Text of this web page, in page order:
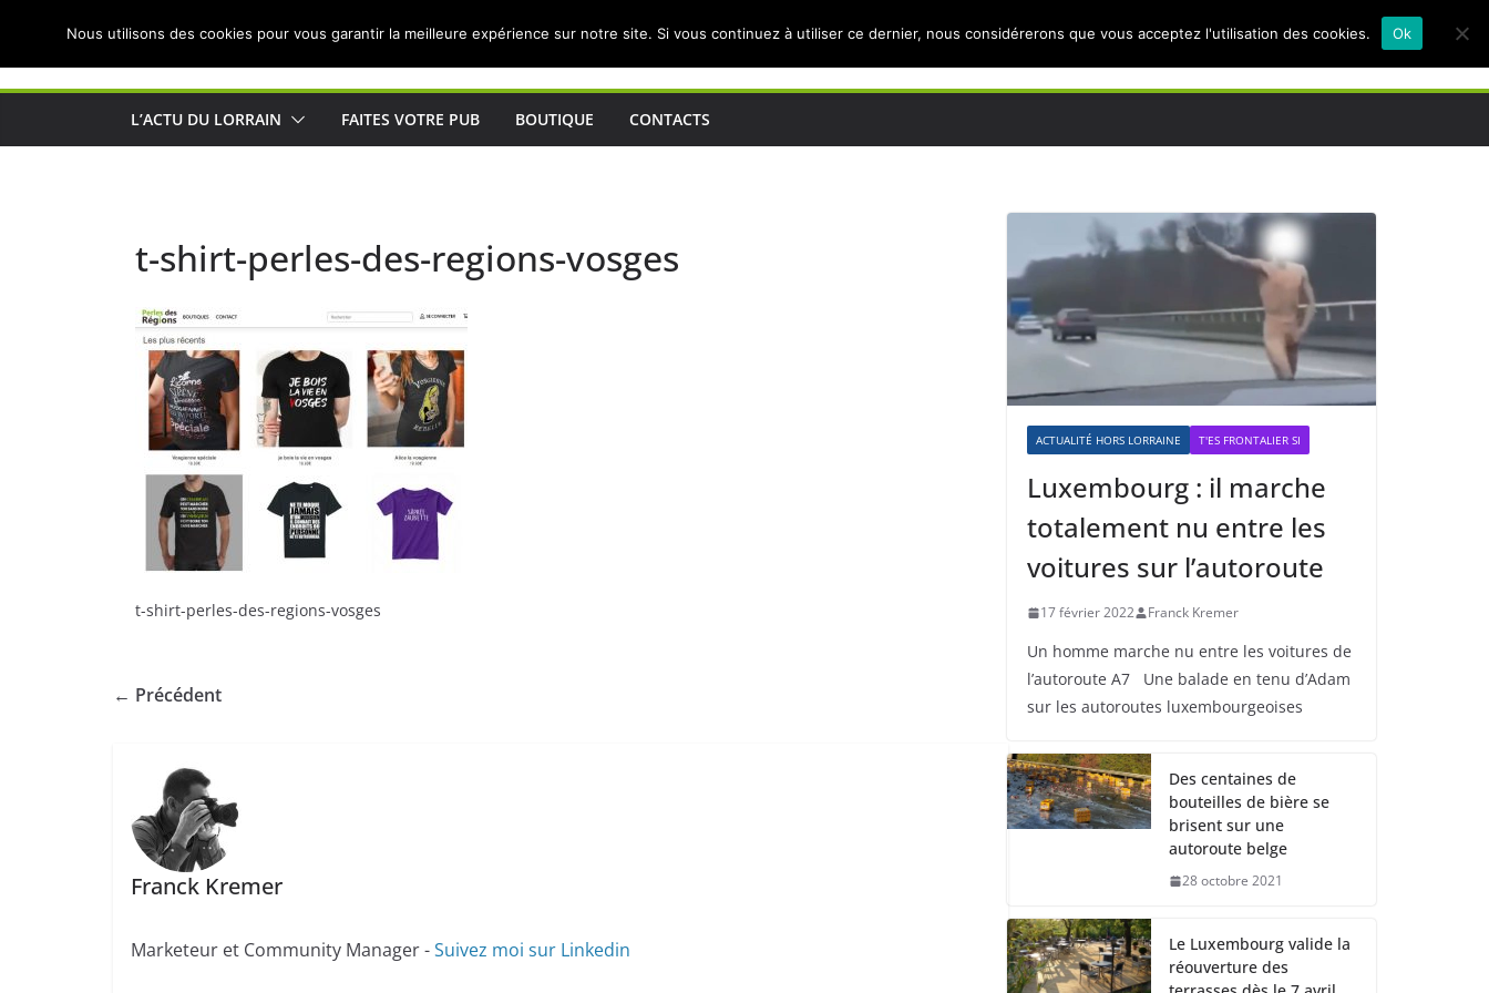
Actualités de Lorraine pour les Lorrains
L’ACTU DU LORRAIN FAITES VOTRE PUB BOUTIQUE CONTACTS
t-shirt-perles-des-regions-vosges
t-shirt-perles-des-regions-vosges
← Précédent
Franck Kremer
Marketeur et Community Manager -Suivez moi sur Linkedin
ACTUALITÉ HORS LORRAINE T'ES FRONTALIER SI
Luxembourg : il marche
totalement nu entre les
voitures sur l’autoroute
17 février 2022 Franck Kremer
Un homme marche nu entre les voitures de
l’autoroute A7 Une balade en tenu d’Adam
sur les autoroutes luxembourgeoises
Des centaines de
bouteilles de bière se
brisent sur une
autoroute belge
28 octobre 2021
Le Luxembourg valide la
réouverture des
Nous utilisons des cookies pour vous garantir la meilleure expérience sur notre site. Si vous continuez à utiliser ce dernier, nous considérerons que vous acceptez l'utilisation des cookies. Ok